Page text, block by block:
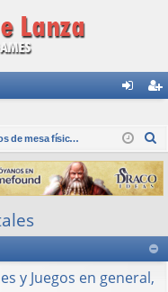
nti
fic
ar
ist
ra
rs
Juegos de mesa físicos y digitales
s
c
r
y Juegos en general,